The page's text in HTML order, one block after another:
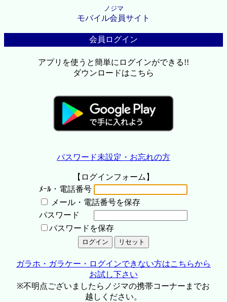
ノジマ
モバイル会員サイト
会員ログイン
アプリを使うと簡単にログインができる!!
ダウンロードはこちら
パスワード未設定・お忘れの方
【ログインフォーム】
ﾒｰﾙ・電話番号
メール・電話番号を保存
パスワード
パスワードを保存
ガラホ・ガラケー・ログインできない方はこちらから
お試し下さい
※不明点ございましたらノジマの携帯コーナーまでお
越しください。